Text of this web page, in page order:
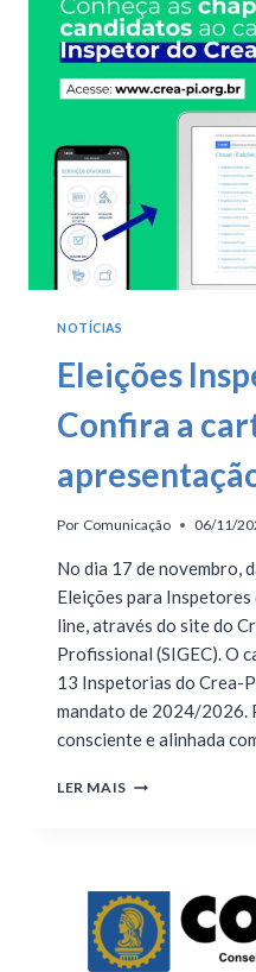
NOTÍCIAS
Eleições
Confira a
Por Comunicação 06/11/
No dia 17 de novembro,
Eleições para
line, através do site do
Profissional (SIGEC). O
13 Inspetorias do Crea-
mandato de 2024/2026.
consciente e alinhada
LER MAIS